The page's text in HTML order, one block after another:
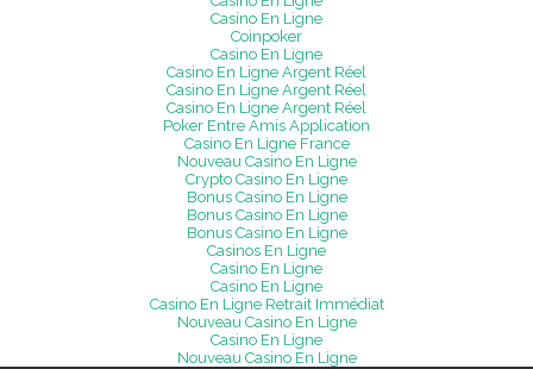
Casino En Ligne
Coinpoker
Casino En Ligne
Casino En Ligne Argent Réel
Casino En Ligne Argent Réel
Casino En Ligne Argent Réel
Poker Entre Amis Application
Casino En Ligne France
Nouveau Casino En Ligne
Crypto Casino En Ligne
Bonus Casino En Ligne
Bonus Casino En Ligne
Bonus Casino En Ligne
Casinos En Ligne
Casino En Ligne
Casino En Ligne
Casino En Ligne Retrait Immédiat
Nouveau Casino En Ligne
Casino En Ligne
Nouveau Casino En Ligne